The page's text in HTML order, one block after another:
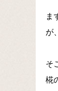
ま
が
そ
椛